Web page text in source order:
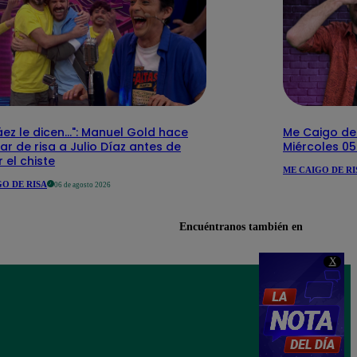
X
le dicen...": Manuel Gold hace
de risa a Julio Díaz antes de
el chiste
DE RISA 06 de agosto 2026
Me Caigo de
Miércoles
ME CAIGO DE
Encuéntranos también en